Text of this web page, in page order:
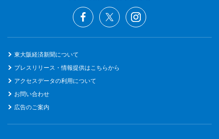
東大阪経済新聞について
プレスリリース・情報提供はこちらから
アクセスデータの利用について
お問い合わせ
広告のご案内